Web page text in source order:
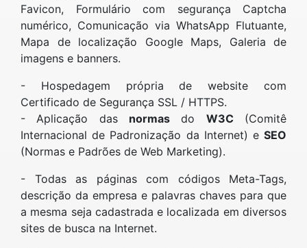
Favicon, Formulário com segurança Captcha
numérico, Comunicação via WhatsApp Flutuante,
Mapa de localização Google Maps, Galeria de
imagens e banners.
- Hospedagem própria de website com
Certificado de Segurança SSL / HTTPS.
- Aplicação das normas do W3C(Comitê
Internacional de Padronização da Internet) e SEO
(Normas e Padrões de Web Marketing).
- Todas as páginas com códigos Meta-Tags,
descrição da empresa e palavras chaves para que
a mesma seja cadastrada e localizada em diversos
sites de busca na Internet.